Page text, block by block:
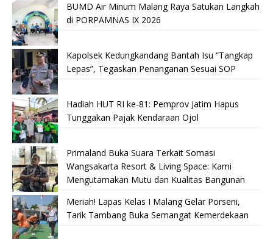
BUMD Air Minum Malang Raya Satukan Langkah
di PORPAMNAS IX 2026
Kapolsek Kedungkandang Bantah Isu “Tangkap
Lepas”, Tegaskan Penanganan Sesuai SOP
Hadiah HUT RI ke-81: Pemprov Jatim Hapus
Tunggakan Pajak Kendaraan Ojol
Primaland Buka Suara Terkait Somasi
Wangsakarta Resort & Living Space: Kami
Mengutamakan Mutu dan Kualitas Bangunan
Meriah! Lapas Kelas I Malang Gelar Porseni,
Tarik Tambang Buka Semangat Kemerdekaan